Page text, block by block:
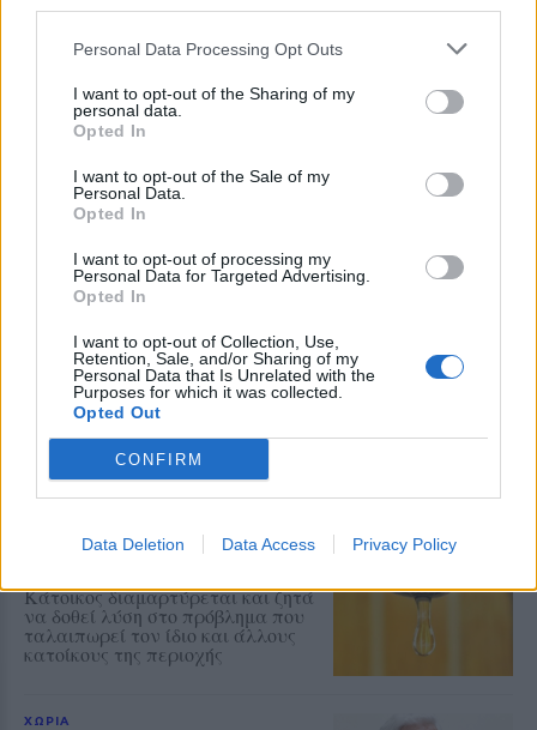
Personal Data Processing Opt Outs
I want to opt-out of the Sharing of my
personal data.
Opted In
I want to opt-out of the Sale of my
Personal Data.
Opted In
I want to opt-out of processing my
Personal Data for Targeted Advertising.
Opted In
I want to opt-out of Collection, Use,
Retention, Sale, and/or Sharing of my
Personal Data that Is Unrelated with the
Purposes for which it was collected.
Opted Out
CONFIRM
Data Deletion Data Access Privacy Policy
ΔΡΑΣΕΙΣ
Κάλεσμα για συγκέντρωση υπέρ
της Παλαιστίνης από
ανειδίκευτους γιατρούς της
Λέσβου
7.30 το απόγευμα, έξω από το
κεντρικό κτήριο της Περιφέρειας
Βορείου Αιγαίου στη Μυτιλήνη η
κινητοποίηση
ΔΡΑΣΕΙΣ
Ρούχα και τρόφιμα για τους
ανθρώπους που έχουν ανάγκη
Νέα συνεργασία της
«Ανακύκλωσης Αιγαίου» με τον
Σύνδεσμο Κοινωνικής Προστασίας
και Αλληλεγγύης
ΧΩΡΙΑ
σπίτια κοντά στο Κάστρο του
Κάτοικος διαμαρτύρεται και ζητά
να δοθεί λύση στο πρόβλημα που
ταλαιπωρεί τον ίδιο και άλλους
κατοίκους της περιοχής
ΧΩΡΙΑ